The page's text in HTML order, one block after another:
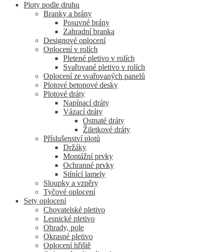
Ploty podle druhu
Branky a brány
Posuvné brány
Zahradní branka
Designové oplocení
Oplocení v rolích
Pletené pletivo v rolích
Svařované pletivo v rolích
Oplocení ze svařovaných panelů
Plotové betonové desky
Plotové dráty
Napínací dráty
Vázací dráty
Ostnaté dráty
Žiletkové dráty
Příslušenství plotů
Držáky
Montážní prvky
Ochranné prvky
Stínící lamely
Sloupky a vzpěry
Tyčové oplocení
Sety oplocení
Chovatelské pletivo
Lesnické pletivo
Ohrady, pole
Okrasné pletivo
Oplocení hřiště